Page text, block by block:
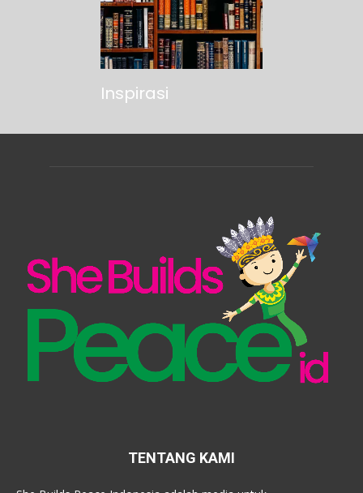
Inspirasi
TENTANG KAMI